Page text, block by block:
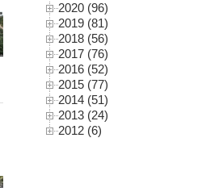
2020 (96)
2019 (81)
2018 (56)
2017 (76)
2016 (52)
2015 (77)
2014 (51)
2013 (24)
2012 (6)